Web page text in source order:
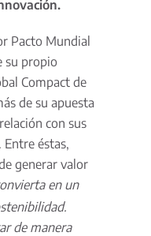
Pacto Mundial
su propio
Compact de
de su apuesta
con sus
éstas,
generar valor
en un
de manera